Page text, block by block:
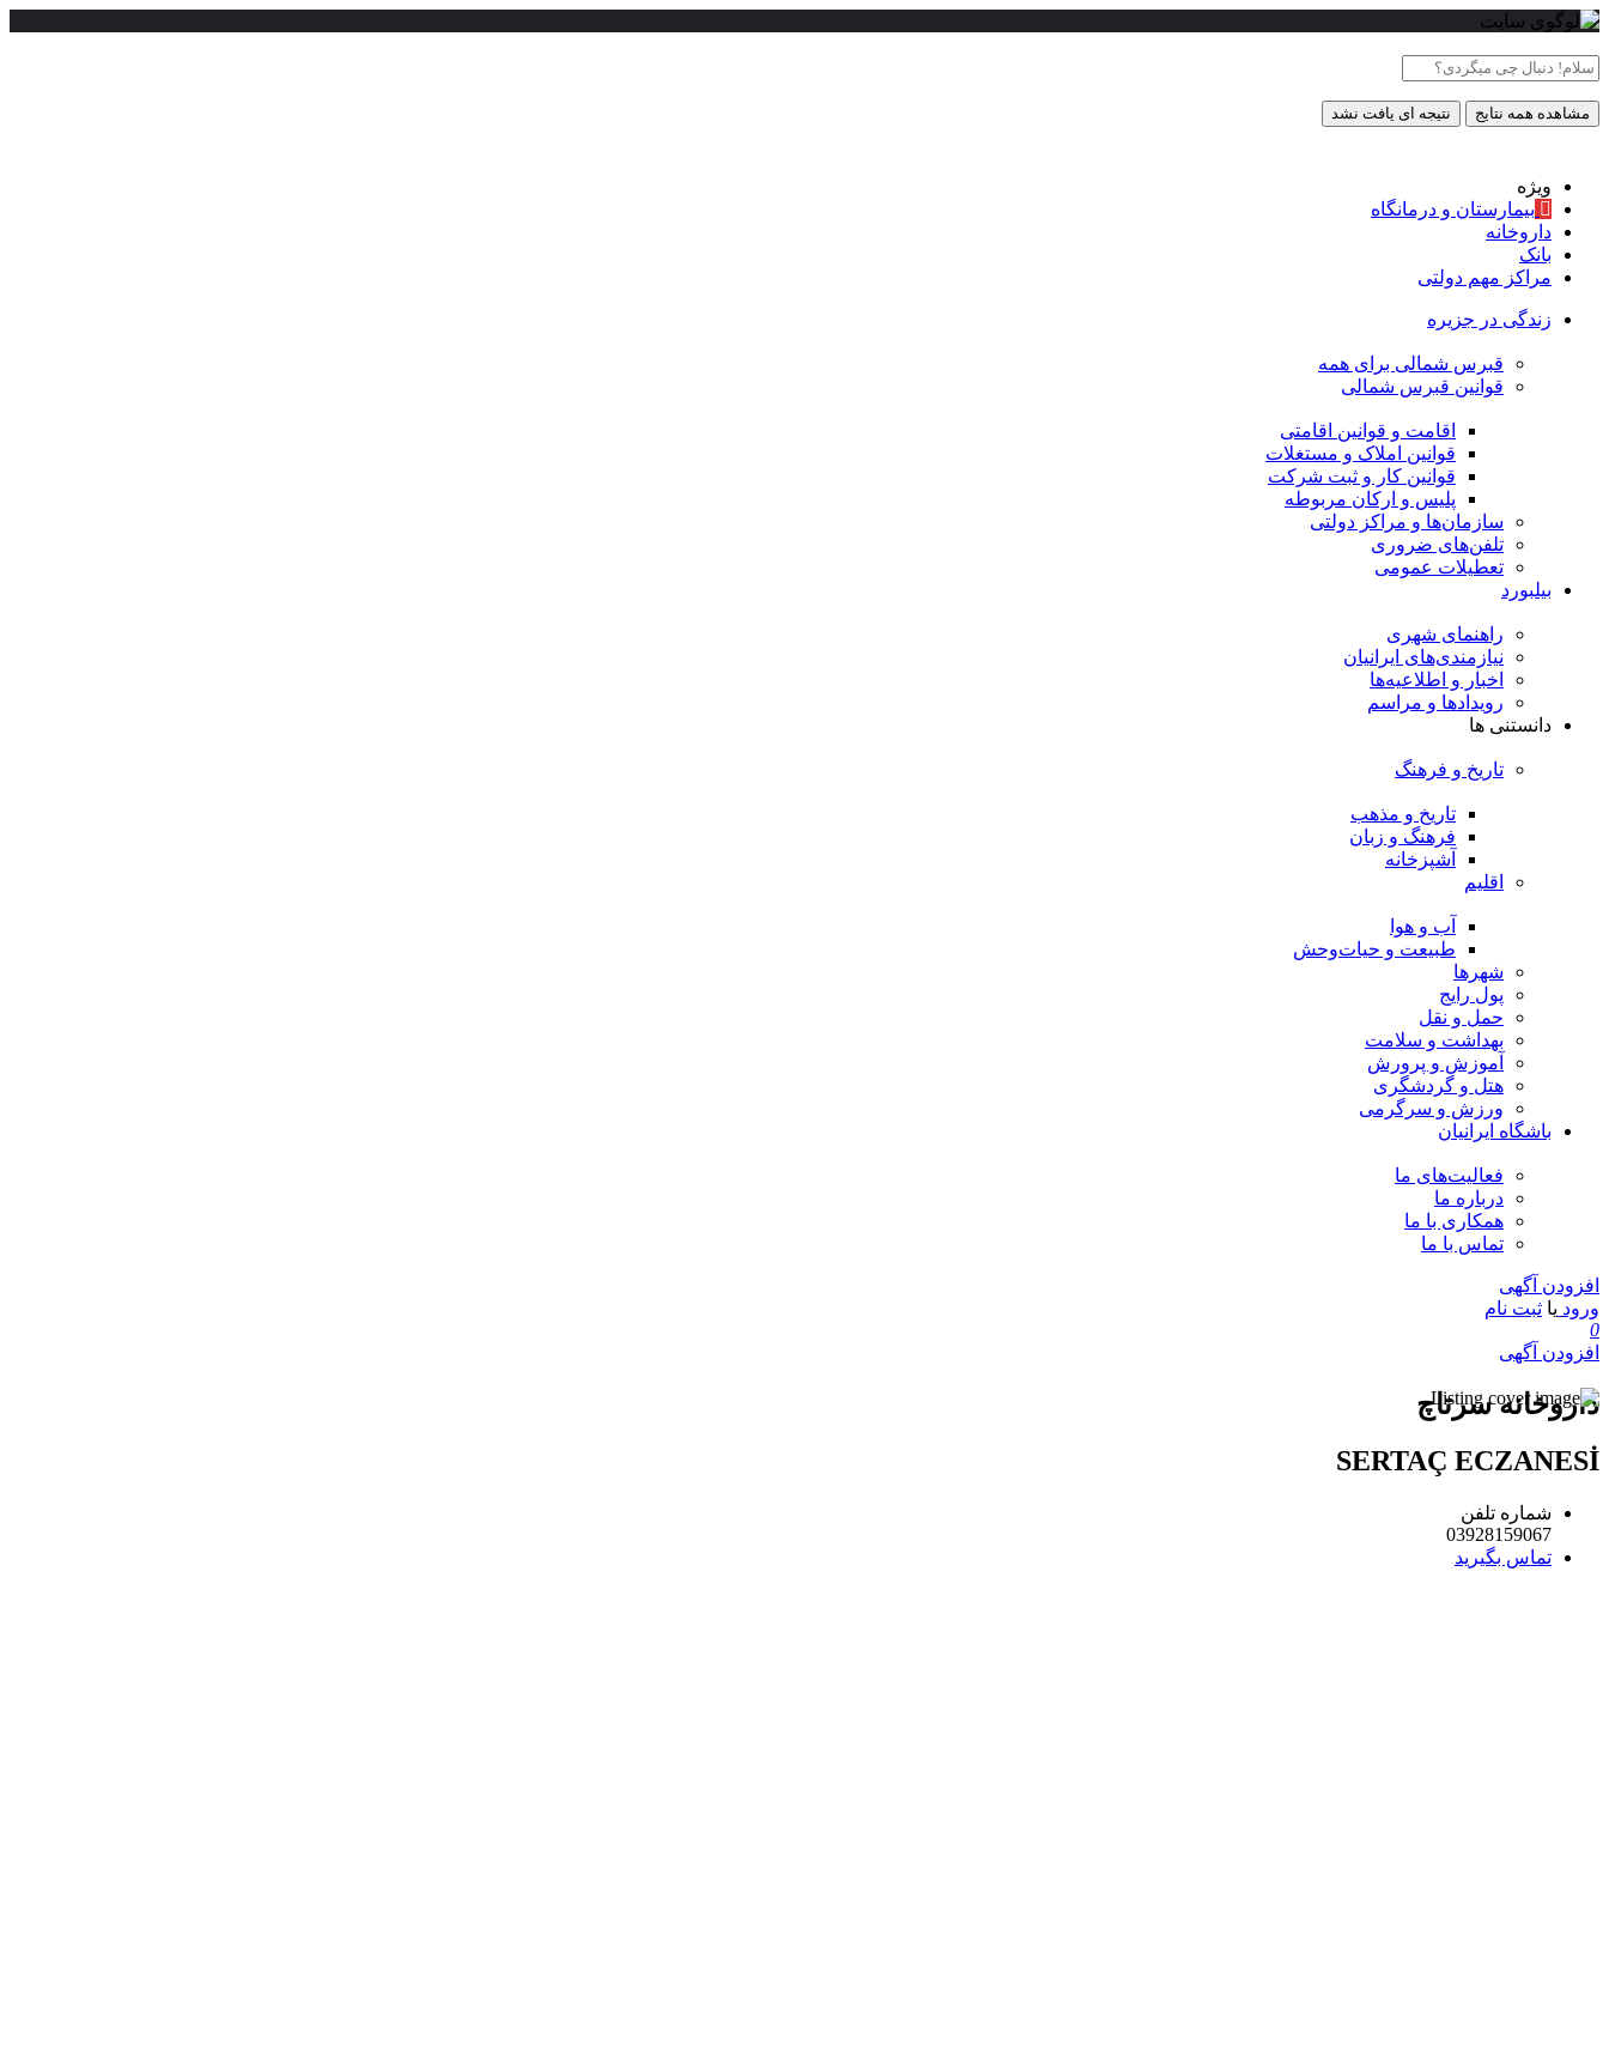
مشاهده همه نتایج نتیجه ای یافت نشد
ویژه
بیمارستان و درمانگاه
داروخانه
بانک
مراکز مهم دولتی
زندگی در جزیره
قبرس شمالی برای همه
قوانین قبرس شمالی
اقامت و قوانین اقامتی
قوانین املاک و مستغلات
قوانین کار و ثبت شرکت
پلیس و ارکان مربوطه
سازمان‌ها و مراکز دولتی
تلفن‌های ضروری
تعطیلات عمومی
بیلبورد
راهنمای شهری
نیازمندی‌های ایرانیان
اخبار و اطلاعیه‌ها
رویداد‌ها و مراسم
دانستنی ها
تاریخ و فرهنگ
تاریخ و مذهب
فرهنگ و زبان
آشپزخانه
اقلیم
آب و هوا
طبیعت و حیات‌وحش
شهرها
پول رایج
حمل و نقل
بهداشت و سلامت
آموزش و پرورش
هتل و گردشگری
ورزش و سرگرمی
باشگاه ایرانیان
فعالیت‌های ما
درباره ما
همکاری با ما
تماس با ما
افزودن آگهی
ورود یا ثبت نام
0
افزودن آگهی
داروخانه سرتاچ
SERTAÇ ECZANESİ
شماره تلفن
03928159067
تماس بگیرید